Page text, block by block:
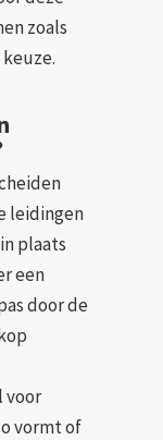
zoals
leidingen
plaats
een
door de
voor
vormt of